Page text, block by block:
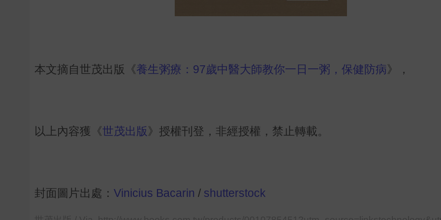
本文摘自世茂出版《養生粥療：97歲中醫大師教你一日一粥，保健防病》，
以上內容獲《世茂出版》授權刊登，非經授權，禁止轉載。
封面圖片出處： Vinicius Bacarin / shutterstock